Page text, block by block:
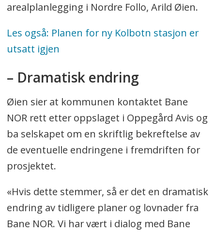
arealplanlegging i Nordre Follo, Arild Øien.
Les også: Planen for ny Kolbotn stasjon er
utsatt igjen
– Dramatisk endring
Øien sier at kommunen kontaktet Bane
NOR rett etter oppslaget i Oppegård Avis og
ba selskapet om en skriftlig bekreftelse av
de eventuelle endringene i fremdriften for
prosjektet.
«Hvis dette stemmer, så er det en dramatisk
endring av tidligere planer og lovnader fra
Bane NOR. Vi har vært i dialog med Bane